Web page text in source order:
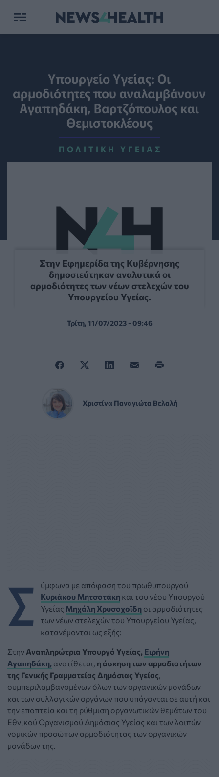
Υπουργείο Υγείας: Οι
αρμοδιότητες που αναλαμβάνουν
Αγαπηδάκη, Βαρτζόπουλος και
Θεμιστοκλέους
ΠΟΛΙΤΙΚΉ ΥΓΕΊΑΣ
Στην Εφημερίδα της Κυβέρνησης
δημοσιεύτηκαν αναλυτικά οι
αρμοδιότητες των νέων στελεχών του
Υπουργείου Υγείας.
Τρίτη, 11/07/2023 - 09:46
Χριστίνα Παναγιώτα Βελαλή
Σ
ύμφωνα με απόφαση του πρωθυπουργού
Κυριάκου Μητσοτάκη και του νέου Υπουργού
Υγείας Μηχάλη Χρυσοχοϊδη οι αρμοδιότητες
των νέων στελεχών του Υπουργείου Υγείας,
κατανέμονται ως εξής:
Στην Αναπληρώτρια Υπουργό Υγείας, Ειρήνη
Αγαπηδάκη, ανατίθεται, η άσκηση των αρμοδιοτήτων
της Γενικής Γραμματείας Δημόσιας Υγείας
συμπεριλαμβανομένων όλων των οργανικών μονάδων
και των συλλογικών οργάνων που υπάγονται σε αυτή και
την εποπτεία και τη ρύθμιση οργανωτικών θεμάτων του
Εθνικού Οργανισμού Δημόσιας Υγείας και των λοιπών
νομικών προσώπων αρμοδιότητας των οργανικών
μονάδων της.